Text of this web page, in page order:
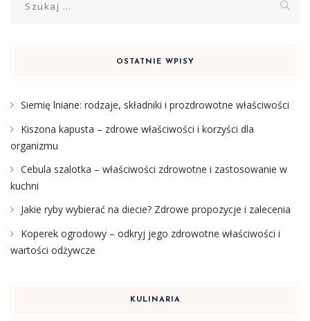
OSTATNIE WPISY
Siemię lniane: rodzaje, składniki i prozdrowotne właściwości
Kiszona kapusta – zdrowe właściwości i korzyści dla
organizmu
Cebula szalotka – właściwości zdrowotne i zastosowanie w
kuchni
Jakie ryby wybierać na diecie? Zdrowe propozycje i zalecenia
Koperek ogrodowy – odkryj jego zdrowotne właściwości i
wartości odżywcze
KULINARIA